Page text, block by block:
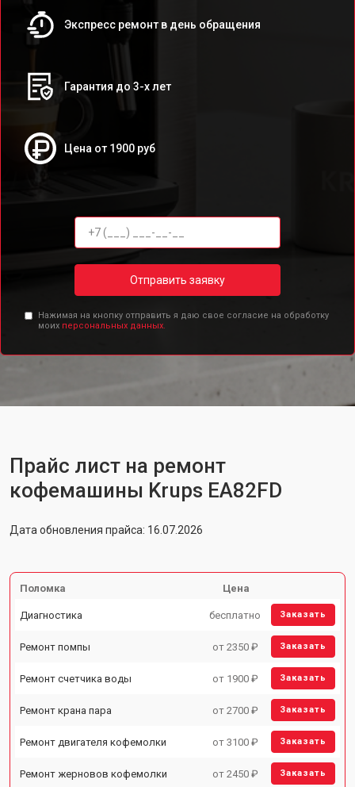
Экспресс ремонт в день обращения
Гарантия до 3-х лет
Цена от 1900 руб
Отправить заявку
Нажимая на кнопку отправить я даю свое согласие на обработку
моих персональных данных.
Прайс лист на ремонт
кофемашины Krups EA82FD
Дата обновления прайса: 16.07.2026
Поломка Цена
Диагностика бесплатно Заказать
Ремонт помпы от 2350 ₽ Заказать
Ремонт счетчика воды от 1900 ₽ Заказать
Ремонт крана пара от 2700 ₽ Заказать
Ремонт двигателя кофемолки от 3100 ₽ Заказать
Ремонт жерновов кофемолки от 2450 ₽ Заказать